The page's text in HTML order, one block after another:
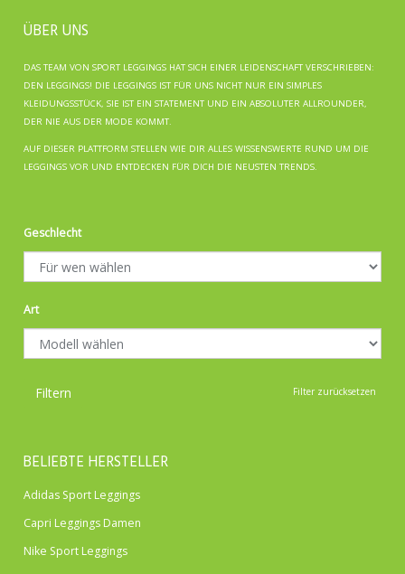
ÜBER UNS
DAS TEAM VON SPORT LEGGINGS HAT SICH EINER LEIDENSCHAFT VERSCHRIEBEN:
DEN LEGGINGS! DIE LEGGINGS IST FÜR UNS NICHT NUR EIN SIMPLES
KLEIDUNGSSTÜCK, SIE IST EIN STATEMENT UND EIN ABSOLUTER ALLROUNDER,
DER NIE AUS DER MODE KOMMT.
AUF DIESER PLATTFORM STELLEN WIE DIR ALLES WISSENSWERTE RUND UM DIE
LEGGINGS VOR UND ENTDECKEN FÜR DICH DIE NEUSTEN TRENDS.
Geschlecht
Art
Filter zurücksetzen
Filtern
BELIEBTE HERSTELLER
Adidas Sport Leggings
Capri Leggings Damen
Nike Sport Leggings